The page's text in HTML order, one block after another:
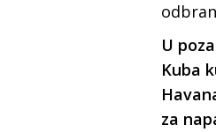
U
Kuba
za